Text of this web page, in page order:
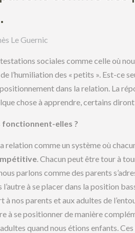
Le Guernic
sociales comme celle où
l’humiliation des « petits ». Est-ce
dans la relation. La
chose à apprendre, certains
elles ?
relation comme un système où
. Chacun peut être tour à
parlons comme des parents
à se placer dans la position
nos parents et aux adultes de
à se positionner de manière
quand nous étions enfants.